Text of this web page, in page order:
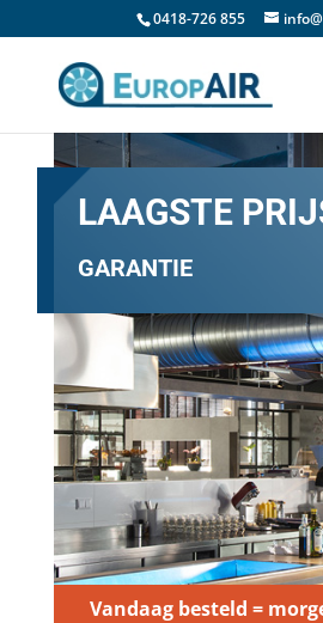
0418-726 855
LAAGSTE
GARANTIE
Vandaag besteld =